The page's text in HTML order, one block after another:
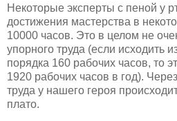
Некоторые эксперты с пеной у
достижения мастерства в
10000 часов. Это в целом не
упорного труда (если исходить
порядка 160 рабочих часов, то
1920 рабочих часов в год).
труда у нашего героя
плато.